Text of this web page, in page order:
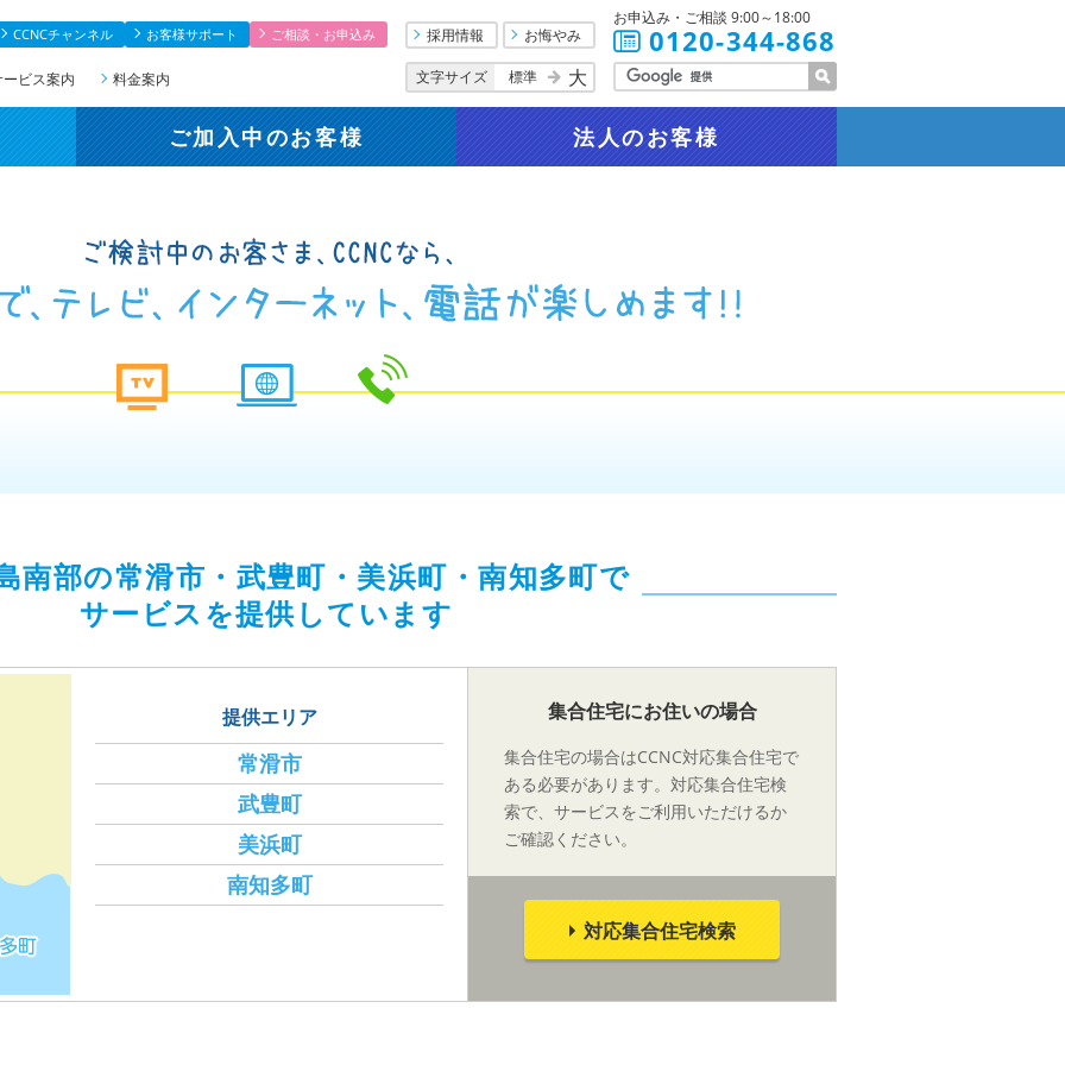
CCNCチャンネル お客様サポート ご相談・お申込み
ービス案内 料金案内
採用情報 お悔やみ
文字サイズ 標準 大
お申込み・ご相談 9:00～18:00
0120-344-868
ご加入中のお客様 法人のお客様
南部の常滑市・武豊町・美浜町・南知多町で
サービスを提供しています
提供エリア
常滑市
武豊町
美浜町
南知多町
集合住宅にお住いの場合
集合住宅の場合はCCNC対応集合住宅で
ある必要があります。対応集合住宅検
索で、サービスをご利用いただけるか
ご確認ください。
対応集合住宅検索